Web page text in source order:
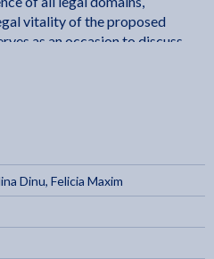
vitality of the proposed
as an occasion to discuss
of succession law with
notaries, judges, judicial
issues to provide new
the gap between
values.
Conference on Law, European
Dinu, Felicia Maxim